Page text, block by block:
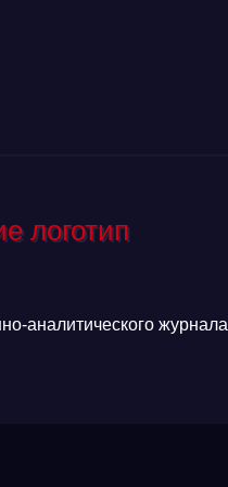
аналитического журнала